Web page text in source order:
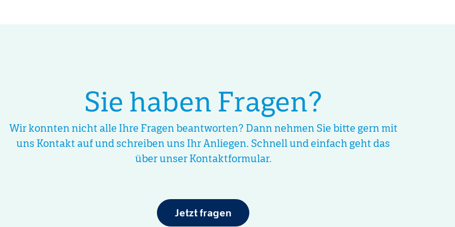
Sie haben Fragen?
Wir konnten nicht alle Ihre Fragen beantworten? Dann nehmen Sie bitte gern mit
uns Kontakt auf und schreiben uns Ihr Anliegen. Schnell und einfach geht das
über unser Kontaktformular.
Jetzt fragen